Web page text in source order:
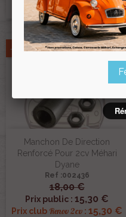
Prix clubRenov 2cv:2,21 €
Manchon De Direction
Renforcé Pour 2cv Méhari
Dyane
Ref :002436
18,00 €
Prix public : 15,30 €
Prix club Renov 2cv : 15,30 €
-15%